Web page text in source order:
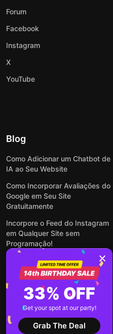
Forum
Facebook
Instagram
X
YouTube
Blog
Como Adicionar um Chatbot de
IA ao Seu Website
Como Incorporar Avaliações do
Google em Seu Site
Gratuitamente
Incorpore o Feed do Instagram
em Qualquer Site sem
Programação!
Como Incorporar Formulários
em Qualquer Site Online e
Gratuitamente
Como Criar Formulário para
WordPress: Simples e Rápido
Ver todas publicações
33% OFF
Get your spot at our party!
Grab The Deal